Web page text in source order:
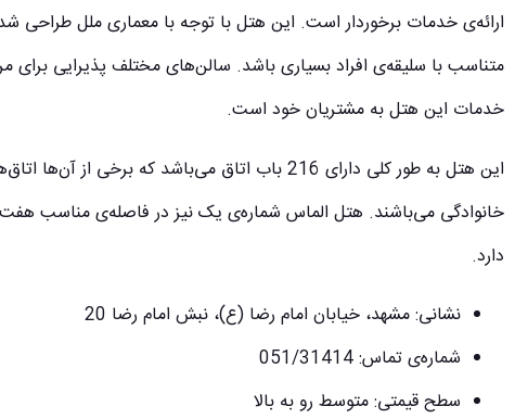
ارائه‌ی خدمات برخوردار است. این هتل با توجه با معماری ملل
متناسب با سلیقه‌ی افراد بسیاری باشد. سالن‌های مختلف پذیرایی
خدمات این هتل به مشتریان خود است.
این هتل به طور کلی دارای 216 باب اتاق می‌باشد که
خانوادگی می‌باشند. هتل الماس شماره‌ی یک نیز در فاصله‌ی مناسب هفت
دارد.
نشانی: مشهد، خیابان امام رضا (ع)، نبش امام رضا 20
شماره‌ی تماس: 051/31414
سطح قیمتی: متوسط رو به بالا